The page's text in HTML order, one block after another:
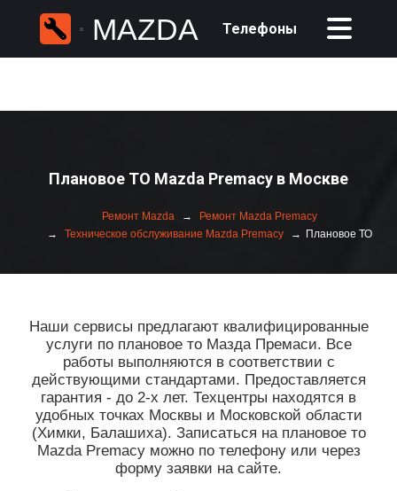
MAZDA Телефоны
Плановое ТО Mazda Premacy в Москве
Ремонт Mazda
Ремонт Mazda Premacy
Техническое обслуживание Mazda Premacy
Плановое ТО
Наши сервисы предлагают квалифицированные
услуги по плановое то Мазда Премаси. Все
работы выполняются в соответствии с
действующими стандартами. Предоставляется
гарантия - до 2-х лет. Техцентры находятся в
удобных точках Москвы и Московской области
(Химки, Балашиха). Записаться на плановое то
Mazda Premacy можно по телефону или через
форму заявки на сайте.